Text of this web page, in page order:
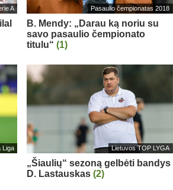
A Pasaulio čempionatas 2018
B. Mendy: „Darau ką noriu su
savo pasaulio čempionato
titulu“(1)
Liga Lietuvos TOP LYGA
„Šiaulių“ sezoną gelbėti bandys
D. Lastauskas(2)